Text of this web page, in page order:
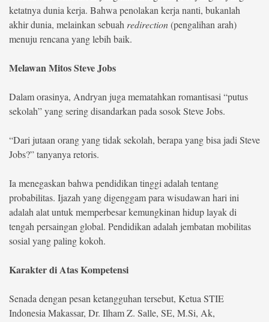
ketatnya dunia kerja. Bahwa penolakan kerja nanti, bukanlah
akhir dunia, melainkan sebuah redirection(pengalihan arah)
menuju rencana yang lebih baik.
Melawan Mitos Steve Jobs
Dalam orasinya, Andryan juga mematahkan romantisasi “putus
sekolah” yang sering disandarkan pada sosok Steve Jobs.
“Dari jutaan orang yang tidak sekolah, berapa yang bisa jadi Steve
Jobs?” tanyanya retoris.
Ia menegaskan bahwa pendidikan tinggi adalah tentang
probabilitas. Ijazah yang digenggam para wisudawan hari ini
adalah alat untuk memperbesar kemungkinan hidup layak di
tengah persaingan global. Pendidikan adalah jembatan mobilitas
sosial yang paling kokoh.
Karakter di Atas Kompetensi
Senada dengan pesan ketangguhan tersebut, Ketua STIE
Indonesia Makassar, Dr. Ilham Z. Salle, SE, M.Si, Ak,